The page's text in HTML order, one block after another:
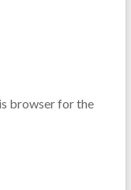
browser for the